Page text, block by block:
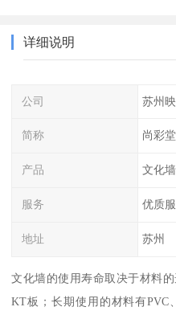
详细说明
公司 苏州
简称 尚彩堂
产品 文化墙
服务 优质
地址 苏州
文化墙的使用寿命取决于材料
KT板；长期使用的材料有PVC